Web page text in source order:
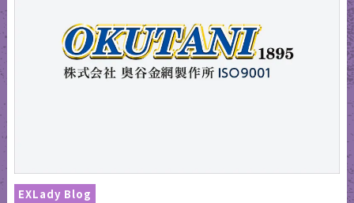
EXLady Blog